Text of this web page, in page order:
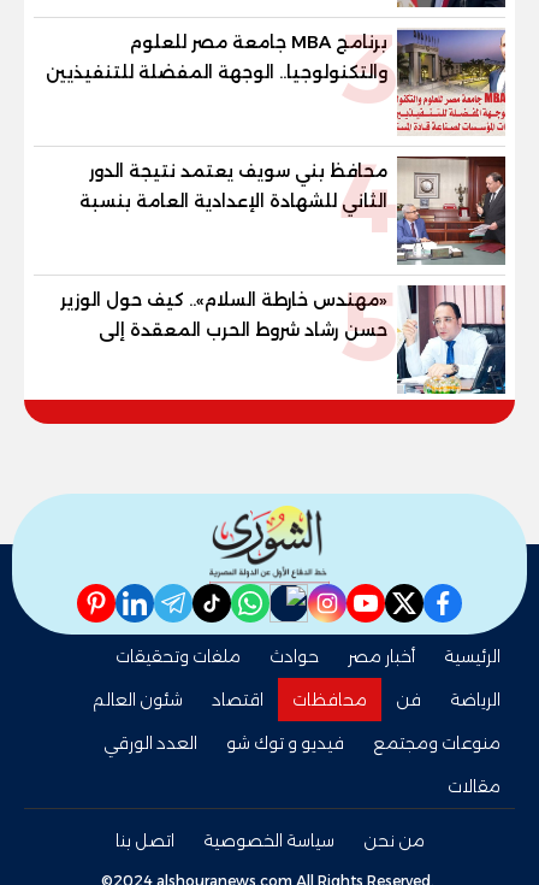
3
برنامج MBA جامعة مصر للعلوم
والتكنولوجيا.. الوجهة المفضلة للتنفيذيين
وقيادات المؤسسات لصناعة قادة
4
محافظ بني سويف يعتمد نتيجة الدور
الثاني للشهادة الإعدادية العامة بنسبة
والنور للمكفوفين
5
«مهندس خارطة السلام».. كيف حول الوزير
حسن رشاد شروط الحرب المعقدة إلى
"خارطة طريق" للانسحاب والإعمار؟
facebook
twitter
youtube
instagram
nabd
whatsapp
tiktok
telegram
linkedin
pinterest
الرئيسية أخبار مصر حوادث
ملفات وتحقيقات
الرياضة
فن محافظات اقتصاد
شئون العالم
منوعات ومجتمع
فيديو و توك شو
العدد الورقي
مقالات
من نحن سياسة الخصوصية اتصل بنا
©2024 alshouranews.com All Rights Reserved.